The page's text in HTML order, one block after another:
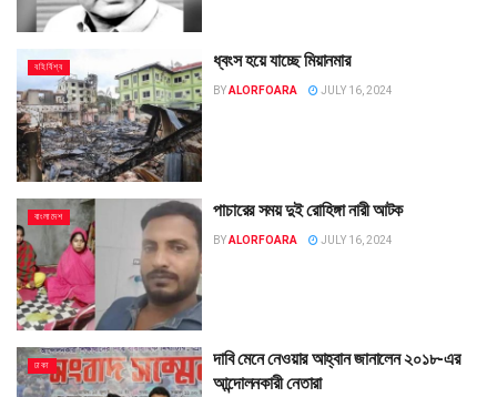
বহির্বিশ্ব ধ্বংস হয়ে যাচ্ছে মিয়ানমার
BYALORFOARA JULY 16, 2024
বাংলাদেশ পাচারের সময় দুই রোহিঙ্গা নারী আটক
BYALORFOARA JULY 16, 2024
ঢাকা
দাবি মেনে নেওয়ার আহ্বান জানালেন ২০১৮-এর
আন্দোলনকারী নেতারা